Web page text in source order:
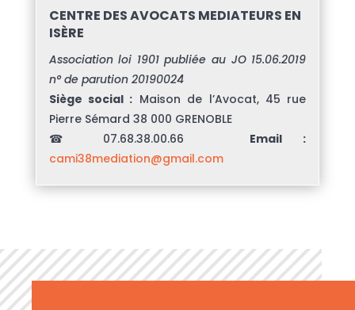
CENTRE DES AVOCATS MEDIATEURS EN
ISÈRE
Association loi 1901 publiée au JO 15.06.2019
n° de parution 20190024
Siège social : Maison de l’Avocat, 45 rue
Pierre Sémard 38 000 GRENOBLE
☎ 07.68.38.00.66 Email :
cami38mediation@gmail.com